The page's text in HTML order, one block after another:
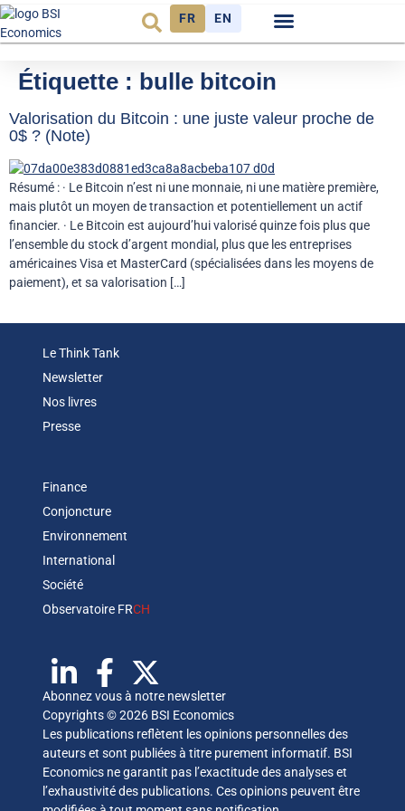
FR EN
Étiquette : bulle bitcoin
Valorisation du Bitcoin : une juste valeur proche de
0$ ? (Note)
Résumé : · Le Bitcoin n’est ni une monnaie, ni une matière première,
mais plutôt un moyen de transaction et potentiellement un actif
financier. · Le Bitcoin est aujourd’hui valorisé quinze fois plus que
l’ensemble du stock d’argent mondial, plus que les entreprises
américaines Visa et MasterCard (spécialisées dans les moyens de
paiement), et sa valorisation […]
Le Think Tank
Newsletter
Nos livres
Presse
Finance
Conjoncture
Environnement
International
Société
Observatoire FRCH
Abonnez vous à notre newsletter
Copyrights © 2026 BSI Economics
Les publications reflètent les opinions personnelles des
auteurs et sont publiées à titre purement informatif. BSI
Economics ne garantit pas l’exactitude des analyses et
l’exhaustivité des publications. Ces opinions peuvent être